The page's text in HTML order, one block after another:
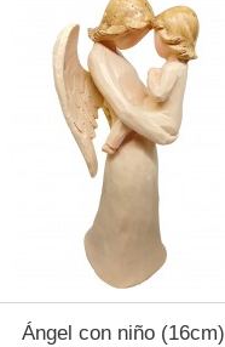
Ángel con niño (16cm)